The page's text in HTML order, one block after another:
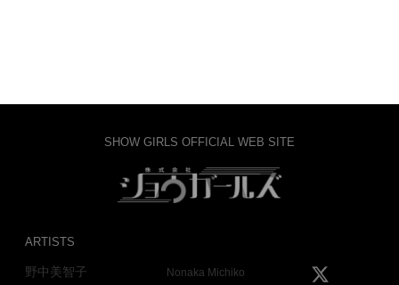
SHOW GIRLS OFFICIAL WEB SITE
ARTISTS
野中美智子 Nonaka Michiko